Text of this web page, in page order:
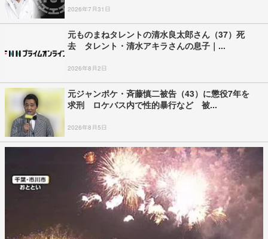
2026年7月31日
元ものまねタレントの清水良太郎さん（37）死
去 タレント・清水アキラさんの息子｜...
2026年8月2日
元ジャンポケ・斉藤慎二被告（43）に懲役7年を
求刑 ロケバス内で性的暴行など 被...
2026年8月5日